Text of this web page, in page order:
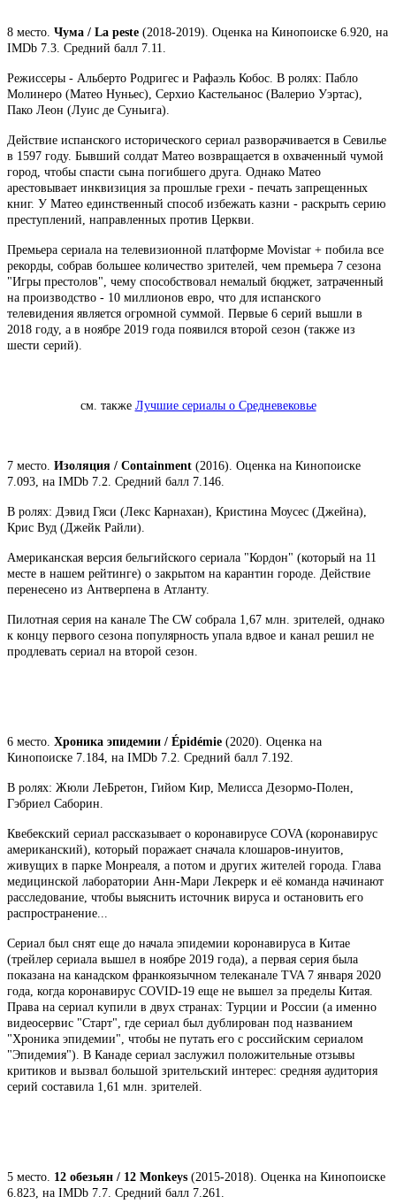
8 место. Чума / La peste (2018-2019). Оценка на Кинопоиске 6.920, на
IMDb 7.3. Средний балл 7.11.
Режиссеры - Альберто Родригес и Рафаэль Кобос. В ролях: Пабло
Молинеро (Матео Нуньес), Серхио Кастельанос (Валерио Уэртас),
Пако Леон (Луис де Суньига).
Действие испанского исторического сериал разворачивается в Севилье
в 1597 году. Бывший солдат Матео возвращается в охваченный чумой
город, чтобы спасти сына погибшего друга. Однако Матео
арестовывает инквизиция за прошлые грехи - печать запрещенных
книг. У Матео единственный способ избежать казни - раскрыть серию
преступлений, направленных против Церкви.
Премьера сериала на телевизионной платформе Movistar + побила все
рекорды, собрав большее количество зрителей, чем премьера 7 сезона
"Игры престолов", чему способствовал немалый бюджет, затраченный
на производство - 10 миллионов евро, что для испанского
телевидения является огромной суммой. Первые 6 серий вышли в
2018 году, а в ноябре 2019 года появился второй сезон (также из
шести серий).
см. также Лучшие сериалы о Средневековье
7 место. Изоляция / Containment (2016). Оценка на Кинопоиске
7.093, на IMDb 7.2. Средний балл 7.146.
В ролях: Дэвид Гяси (Лекс Карнахан), Кристина Моусес (Джейна),
Крис Вуд (Джейк Райли).
Американская версия бельгийского сериала "Кордон" (который на 11
месте в нашем рейтинге) о закрытом на карантин городе. Действие
перенесено из Антверпена в Атланту.
Пилотная серия на канале The CW собрала 1,67 млн. зрителей, однако
к концу первого сезона популярность упала вдвое и канал решил не
продлевать сериал на второй сезон.
6 место. Хроника эпидемии / Épidémie (2020). Оценка на
Кинопоиске 7.184, на IMDb 7.2. Средний балл 7.192.
В ролях: Жюли ЛеБретон, Гийом Кир, Мелисса Дезормо-Полен,
Гэбриел Саборин.
Квебекский сериал рассказывает о коронавирусе COVA (коронавирус
американский), который поражает сначала клошаров-инуитов,
живущих в парке Монреаля, а потом и других жителей города. Глава
медицинской лаборатории Анн-Мари Лекрерк и её команда начинают
расследование, чтобы выяснить источник вируса и остановить его
распространение...
Сериал был снят еще до начала эпидемии коронавируса в Китае
(трейлер сериала вышел в ноябре 2019 года), а первая серия была
показана на канадском франкоязычном телеканале TVA 7 января 2020
года, когда коронавирус COVID-19 еще не вышел за пределы Китая.
Права на сериал купили в двух странах: Турции и России (а именно
видеосервис "Старт", где сериал был дублирован под названием
"Хроника эпидемии", чтобы не путать его с российским сериалом
"Эпидемия"). В Канаде сериал заслужил положительные отзывы
критиков и вызвал большой зрительский интерес: средняя аудитория
серий составила 1,61 млн. зрителей.
5 место. 12 обезьян / 12 Monkeys (2015-2018). Оценка на Кинопоиске
6.823, на IMDb 7.7. Средний балл 7.261.